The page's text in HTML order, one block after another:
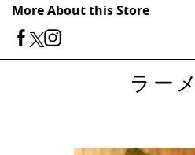
More About this Store
ラー